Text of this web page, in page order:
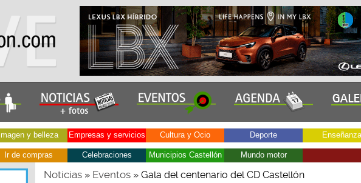
Imagen y belleza Empresas y servicios Cultura y Ocio Deporte Enseñanza
Ir de compras Celebraciones Municipios Castellón Mundo motor
Noticias» Eventos» Gala del centenario del CD Castellón